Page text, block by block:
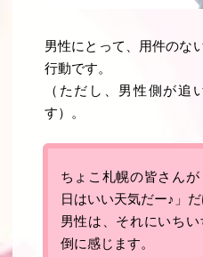
男性にとって、用件のな
行動です。
（ただし、男性側が追
す）。
ちょこ札幌の皆さん
日はいい天気だー♪」
男性は、それにいち
倒に感じます。